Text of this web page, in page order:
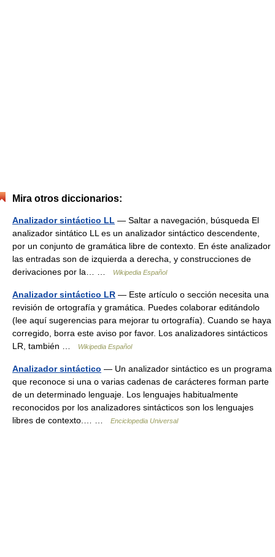
Mira otros diccionarios:
Analizador sintáctico LL — Saltar a navegación, búsqueda El
analizador sintático LL es un analizador sintáctico descendente,
por un conjunto de gramática libre de contexto. En éste analizador
las entradas son de izquierda a derecha, y construcciones de
derivaciones por la… …
Wikipedia Español
Analizador sintáctico LR — Este artículo o sección necesita una
revisión de ortografía y gramática. Puedes colaborar editándolo
(lee aquí sugerencias para mejorar tu ortografía). Cuando se haya
corregido, borra este aviso por favor. Los analizadores sintácticos
LR, también …
Wikipedia Español
Analizador sintáctico — Un analizador sintáctico es un programa
que reconoce si una o varias cadenas de carácteres forman parte
de un determinado lenguaje. Los lenguajes habitualmente
reconocidos por los analizadores sintácticos son los lenguajes
libres de contexto.… …
Enciclopedia Universal